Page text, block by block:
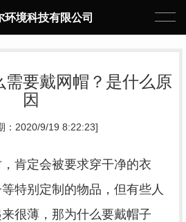
环境科技有限公司
要戴网帽？是什么原
因
：2020/9/19 8:22:23]
，肯定会被要求穿干净的衣
特别定制的物品，但有些人
很薄，那为什么要戴帽子